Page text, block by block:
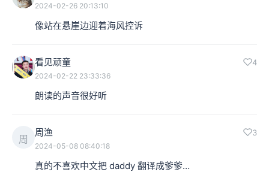
2024-02-26 20:13:10
像站在悬崖边迎着海风控诉
看见顽童 4
2024-02-22 23:33:36
朗读的声音很好听
周
周渔 3
2024-05-08 08:40:18
真的不喜欢中文把 daddy 翻译成爹爹…